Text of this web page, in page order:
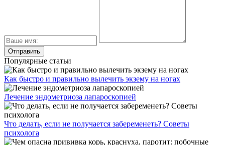
Популярные статьи
Как быстро и правильно вылечить экзему на ногах
Лечение эндометриоза лапароскопией
Что делать, если не получается забеременеть? Советы
психолога